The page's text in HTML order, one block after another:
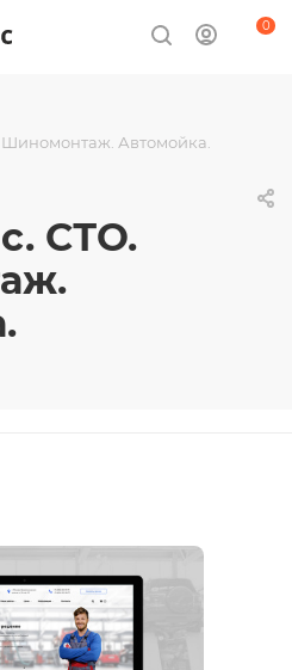
0
Шиномонтаж. Автомойка.
СТО.